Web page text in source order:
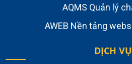
AQMS Quản lý
AWEB Nền tảng
DỊCH VỤ